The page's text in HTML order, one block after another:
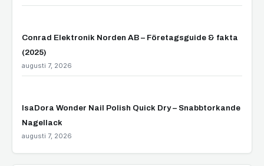
Conrad Elektronik Norden AB – Företagsguide & fakta
(2025)
augusti 7, 2026
IsaDora Wonder Nail Polish Quick Dry – Snabbtorkande
Nagellack
augusti 7, 2026